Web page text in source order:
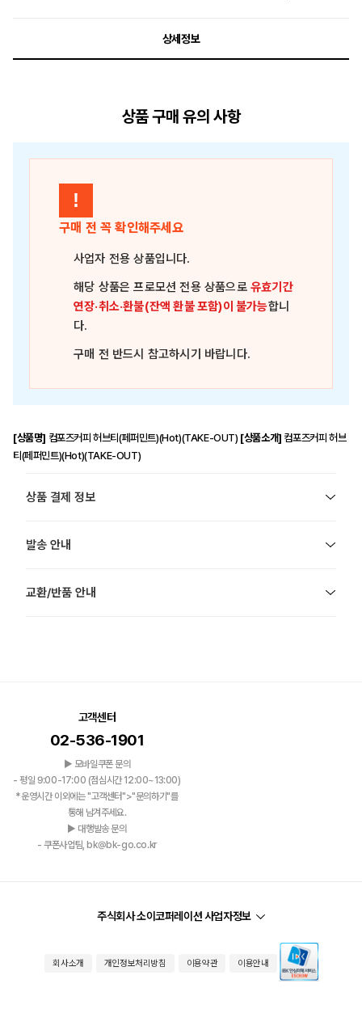
상세정보
상품 구매 유의 사항
!
구매 전 꼭 확인해주세요
사업자 전용 상품입니다.
해당 상품은프로모션 전용 상품으로유효기간
연장·취소·환불(잔액 환불 포함)이 불가능합니
다.
구매 전 반드시 참고하시기 바랍니다.
[상품명] 컴포즈커피 허브티(페퍼민트)(Hot)(TAKE-OUT) [상품소개] 컴포즈커피 허브
티(페퍼민트)(Hot)(TAKE-OUT)
상품 결제 정보
발송 안내
교환/반품 안내
고객센터
02-536-1901
▶ 모바일쿠폰 문의
- 평일 9:00-17:00 (점심시간 12:00~13:00)
*운영시간 이외에는 "고객센터">"문의하기"를
통해 남겨주세요.
▶ 대행발송 문의
- 쿠폰사업팀, bk@bk-go.co.kr
주식회사 소이코퍼레이션 사업자정보
회사소개 개인정보처리방침 이용약관 이용안내